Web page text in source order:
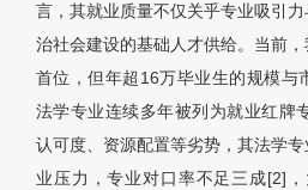
言，其就业质量不仅关乎专业吸引
治社会建设的基础人才供给。当前
首位，但年超16万毕业生的规模与
法学专业连续多年被列为就业红牌
认可度、资源配置等劣势，其法学
业压力，专业对口率不足三成[2]